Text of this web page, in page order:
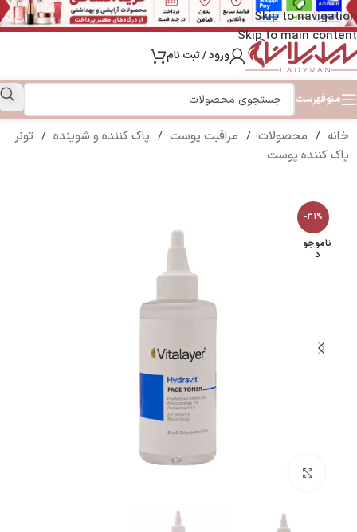
Skip to navigation
Skip to main content
ورود / ثبت نام
منوفهرست
خانه / محصولات / مراقبت پوست / پاک کننده و شوینده / تونر
پاک کننده پوست
-31%
ناموجو
د